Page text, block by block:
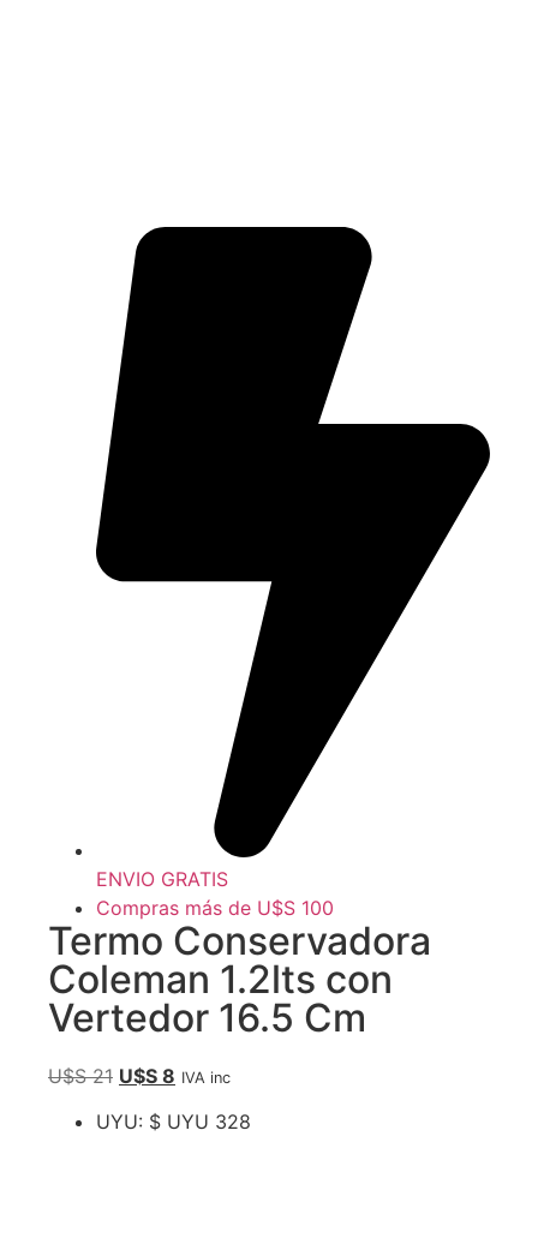
ENVIO GRATIS
Compras más de U$S 100
Termo Conservadora
Coleman 1.2lts con
Vertedor 16.5 Cm
U$S21 U$S 8 IVA inc
UYU: $ UYU 328